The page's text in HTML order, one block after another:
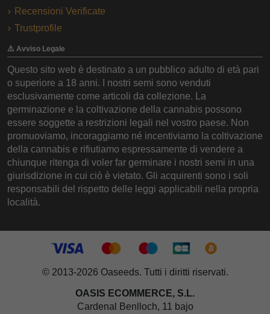
Recensioni Verificate
Trustprofile
⚠️ Avviso Legale
Questo sito web è destinato a un pubblico adulto di età pari
o superiore a 18 anni. I nostri semi sono venduti
esclusivamente come articoli da collezione. La
germinazione e la coltivazione della cannabis possono
essere soggette a restrizioni legali nel vostro paese. Non
promuoviamo, incoraggiamo né incentiviamo la coltivazione
della cannabis e rifiutiamo espressamente di vendere a
chiunque ritenga di voler far germinare i nostri semi in una
giurisdizione in cui ciò è vietato. Gli acquirenti sono i soli
responsabili del rispetto delle leggi applicabili nella propria
località.
© 2013-2026 Oaseeds. Tutti i diritti riservati.
OASIS ECOMMERCE, S.L.
Cardenal Benlloch, 11 bajo